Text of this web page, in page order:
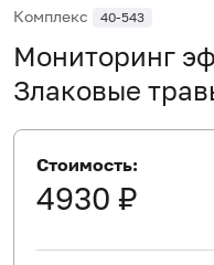
Комплекс 40-543
Мониторинг
Злаковые
Стоимость:
4930 ₽